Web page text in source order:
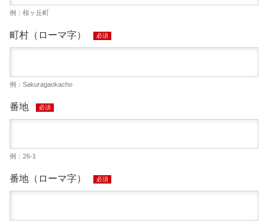
例：桜ヶ丘町
町村（ローマ字） 必須
例：Sakuragaokacho
番地 必須
例：26-1
番地（ローマ字） 必須